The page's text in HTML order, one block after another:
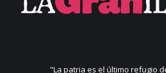
"La patria es el último refugio